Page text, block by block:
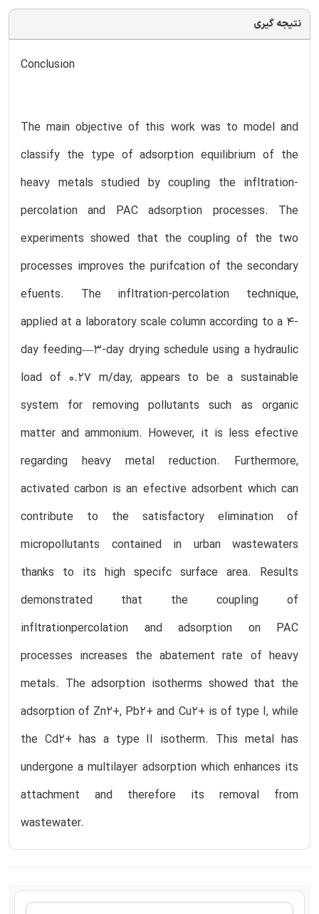
نتیجه گیری
Conclusion
The main objective of this work was to model and
classify the type of adsorption equilibrium of the
heavy metals studied by coupling the infltration-
percolation and PAC adsorption processes. The
experiments showed that the coupling of the two
processes improves the purifcation of the secondary
efuents. The infltration-percolation technique,
applied at a laboratory scale column according to a 4-
day feeding—3-day drying schedule using a hydraulic
load of 0.27 m/day, appears to be a sustainable
system for removing pollutants such as organic
matter and ammonium. However, it is less efective
regarding heavy metal reduction. Furthermore,
activated carbon is an efective adsorbent which can
contribute to the satisfactory elimination of
micropollutants contained in urban wastewaters
thanks to its high specifc surface area. Results
demonstrated that the coupling of
infltrationpercolation and adsorption on PAC
processes increases the abatement rate of heavy
metals. The adsorption isotherms showed that the
adsorption of Zn2+, Pb2+ and Cu2+ is of type I, while
the Cd2+ has a type II isotherm. This metal has
undergone a multilayer adsorption which enhances its
attachment and therefore its removal from
wastewater.